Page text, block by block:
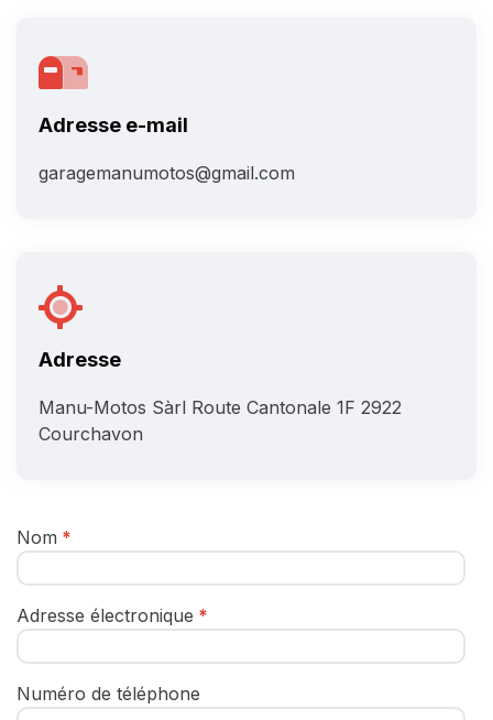
Adresse e-mail
garagemanumotos@gmail.com
Adresse
Manu-Motos Sàrl Route Cantonale 1F 2922
Courchavon
Nom
Adresse électronique
Numéro de téléphone